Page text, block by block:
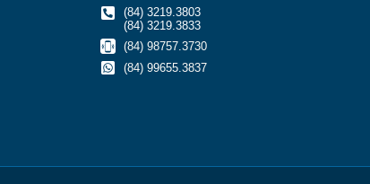
(84) 3219.3803
(84) 3219.3833
(84) 98757.3730
(84) 99655.3837